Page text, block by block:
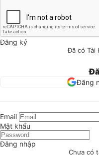
Đăng ký
Đã có Tài
Đăng
Email
Mật khẩu
Đăng nhập
Chưa có